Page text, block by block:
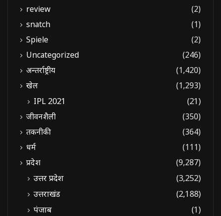
review
(2)
snatch
(1)
Spiele
(2)
Uncategorized
(246)
अन्तर्राष्ट्रीय
(1,420)
खेल
(1,293)
IPL 2021 (21)
जीवनशैली
(350)
तकनीकी
(364)
धर्म
(111)
प्रदेश
(9,287)
उत्तर प्रदेश
(3,252)
उत्तराखंड
(2,188)
पंजाब
(1)